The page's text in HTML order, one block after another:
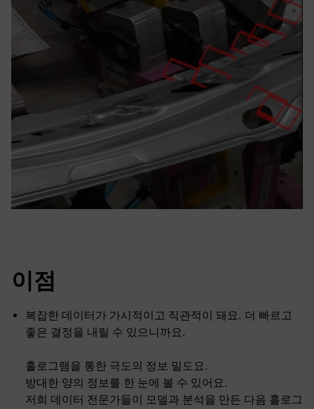
이점
복잡한 데이터가 가시적이고 직관적이 돼요. 더 빠르고
좋은 결정을 내릴 수 있으니까요.
홀로그램을 통한 극도의 정보 밀도요.
방대한 양의 정보를 한 눈에 볼 수 있어요.
저희 데이터 전문가들이 모델과 분석을 만든 다음 홀로그